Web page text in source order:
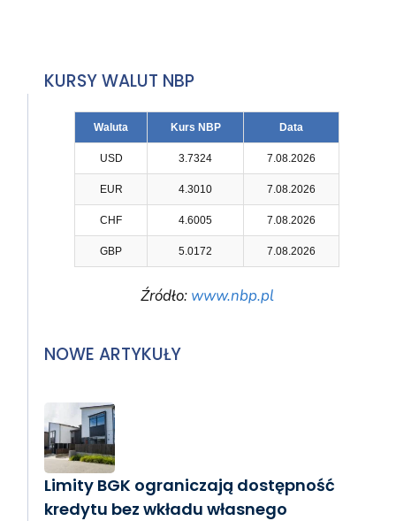
KURSY WALUT NBP
Waluta Kurs NBP Data
USD 3.7324 7.08.2026
EUR 4.3010 7.08.2026
CHF 4.6005 7.08.2026
GBP 5.0172 7.08.2026
Źródło: www.nbp.pl
NOWE ARTYKUŁY
Limity BGK ograniczają dostępność
kredytu bez wkładu własnego